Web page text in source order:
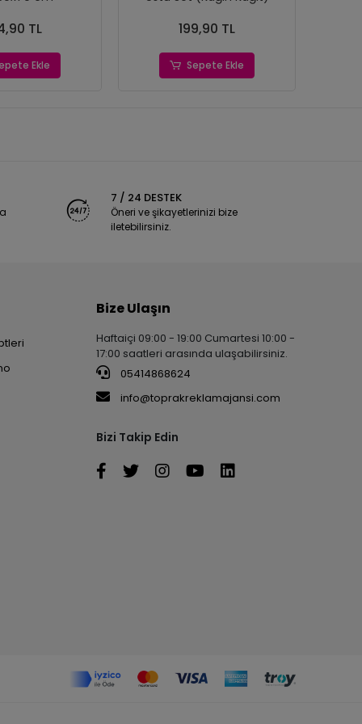
TL
Ekle
199,90 TL
Sepete Ekle
7 / 24 DESTEK
Öneri ve şikayetlerinizi bize
iletebilirsiniz.
Bize Ulaşın
Haftaiçi 09:00 - 19:00 Cumartesi 10:00 -
17:00 saatleri arasında ulaşabilirsiniz.
05414868624
info@toprakreklamajansi.com
Bizi Takip Edin